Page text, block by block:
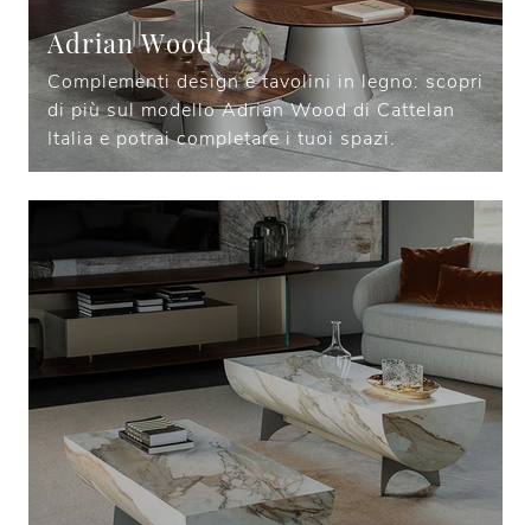
Adrian Wood
Complementi design e tavolini in legno: scopri
di più sul modello Adrian Wood di Cattelan
Italia e potrai completare i tuoi spazi.